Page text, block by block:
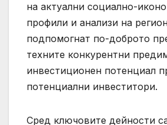
на актуални социално-
профили и анализи на
подпомогнат по-доброто
техните конкурентни
инвестиционен потенциал
потенциални инвеститори.
Сред ключовите дейности